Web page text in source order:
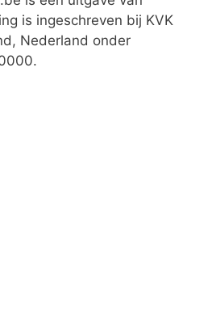
is ingeschreven bij KVK
Nederland onder